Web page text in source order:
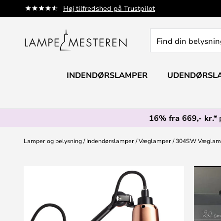
Høj tilfredshed på Trustpilot
Skip
to
din
INDENDØRSLAMPER
16% fra 669,- kr.*
Lamper og belysning Indendørslamper Væglamper 304SW